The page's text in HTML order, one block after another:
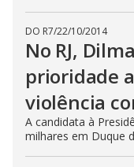
DO R7/22/10/2014
No RJ,
prioridade
violência
A candidata à
milhares em Duque